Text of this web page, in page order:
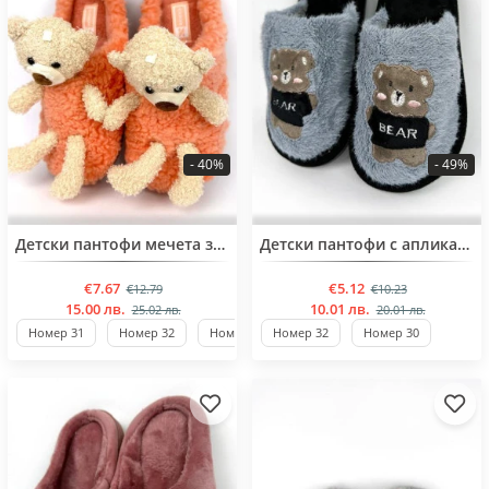
BESTSELLERДетски пантофи мечета за момичета от 31 до 35 номер
€7.67 €12.79
- 40%
15.00 лв. 25.02 лв.
Номер 31
Номер 32 Номер 34 Номер 30
BESTSELLERДетски пантофи с апликация мече 30,32,34 номер
€5.12 €10.23
- 49%
10.01 лв. 20.01 лв.
Номер 32
Номер 30